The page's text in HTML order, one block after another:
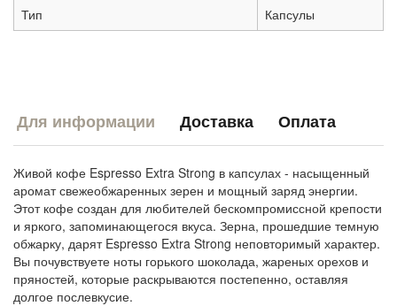
Тип Капсулы
Для информации Доставка Оплата
Живой кофе Espresso Extra Strong в капсулах - насыщенный
аромат свежеобжаренных зерен и мощный заряд энергии.
Этот кофе создан для любителей бескомпромиссной крепости
и яркого, запоминающегося вкуса. Зерна, прошедшие темную
обжарку, дарят Espresso Extra Strong неповторимый характер.
Вы почувствуете ноты горького шоколада, жареных орехов и
пряностей, которые раскрываются постепенно, оставляя
долгое послевкусие.